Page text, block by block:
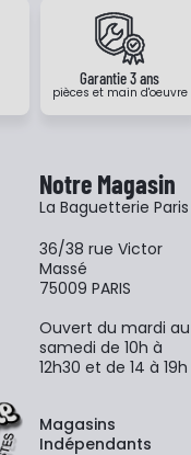
Garantie 3 ans
pièces et main d'oeuvre
Notre Magasin
La Baguetterie Paris
36/38 rue Victor
Massé
75009 PARIS
Ouvert du mardi au
samedi de 10h à
12h30 et de 14 à 19h
Magasins
Indépendants